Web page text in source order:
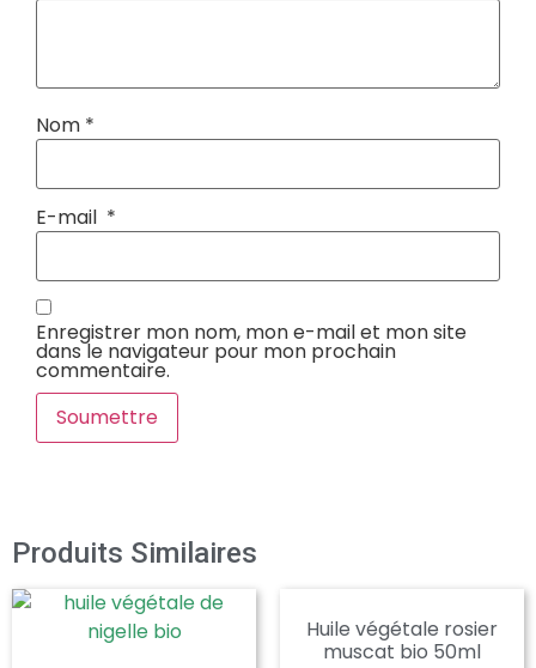
Nom *
E-mail *
Enregistrer mon nom, mon e-mail et mon site
dans le navigateur pour mon prochain
commentaire.
Produits Similaires
Huile végétale rosier
muscat bio 50ml